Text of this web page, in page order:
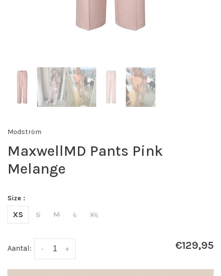
Modström
MaxwellMD Pants Pink
Melange
Size :
XS S M L XL
Aantal: +
- €129,95